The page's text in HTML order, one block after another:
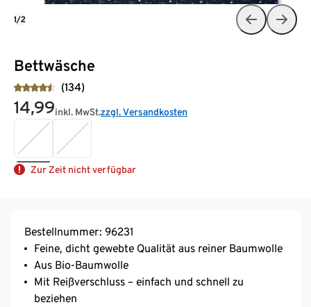
Bettwäsche
(134)
14,99inkl. MwSt.zzgl. Versandkosten
Zur Zeit nicht verfügbar
1/2
Bestellnummer: 96231
Feine, dicht gewebte Qualität aus reiner Baumwolle
Aus Bio-Baumwolle
Mit Reißverschluss – einfach und schnell zu
beziehen